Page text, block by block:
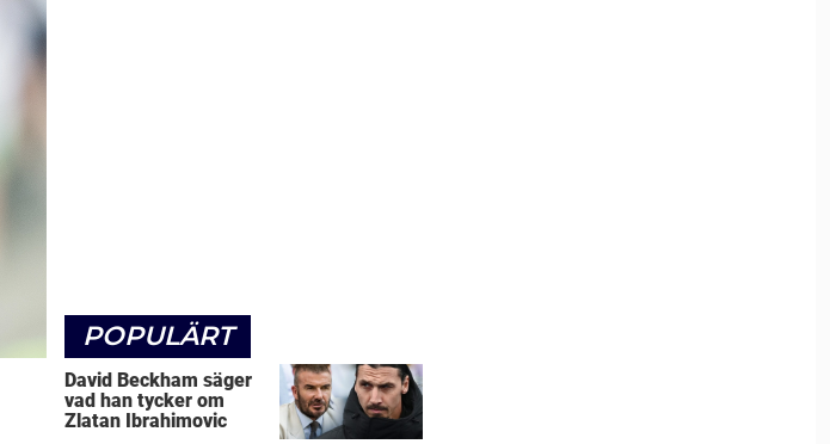
POPULÄRT
David Beckham säger
vad han tycker om
Zlatan Ibrahimovic